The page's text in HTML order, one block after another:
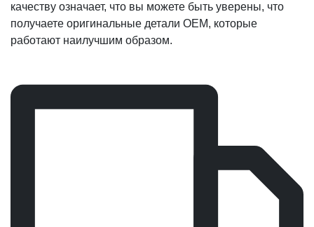
качеству означает, что вы можете быть уверены, что
получаете оригинальные детали OEM, которые
работают наилучшим образом.